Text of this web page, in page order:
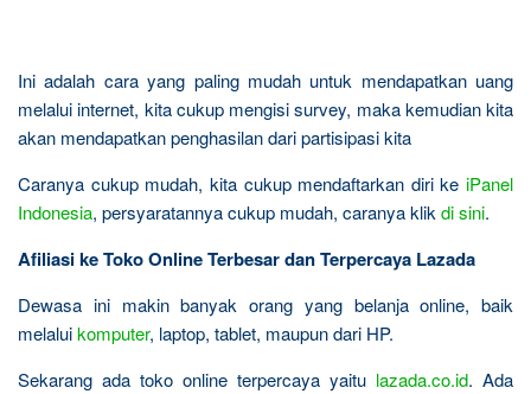
Ini adalah cara yang paling mudah untuk mendapatkan uang
melalui internet, kita cukup mengisi survey, maka kemudian kita
akan mendapatkan penghasilan dari partisipasi kita
Caranya cukup mudah, kita cukup mendaftarkan diri ke iPanel
Indonesia, persyaratannya cukup mudah, caranya klik di sini.
Afiliasi ke Toko Online Terbesar dan Terpercaya Lazada
Dewasa ini makin banyak orang yang belanja online, baik
melaluikomputer, laptop, tablet, maupun dari HP.
Sekarang ada toko online terpercaya yaitu lazada.co.id. Ada